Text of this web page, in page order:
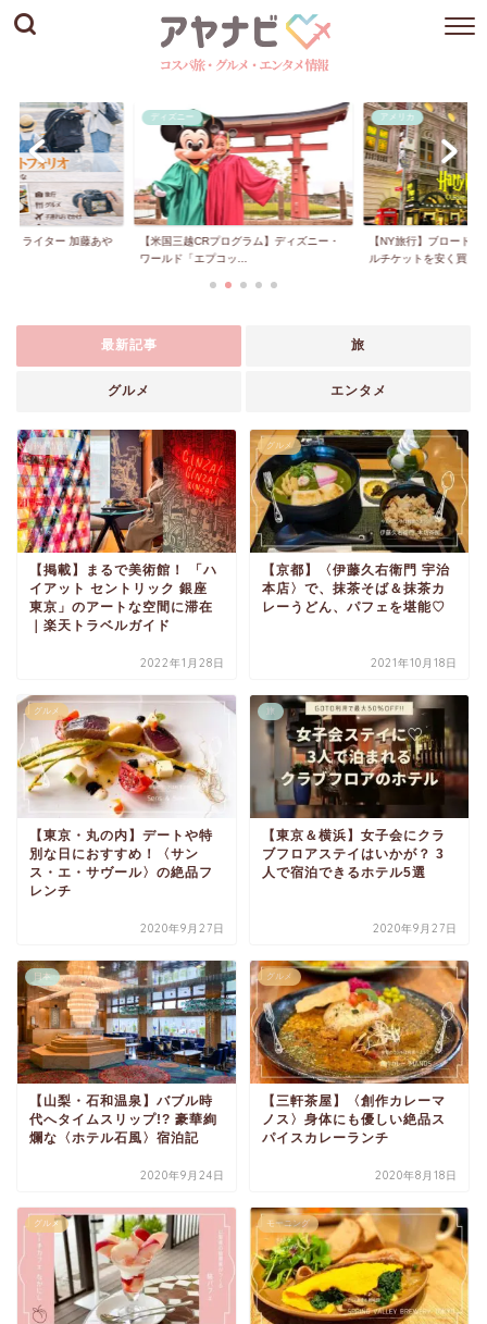
け ライター 加藤あや
ディズニー
【米国三越CRプログラム】ディズニー・
ワールド「エプコッ...
アメリカ
【NY旅行】ブロード
ルチケットを安く買...
最新記事 旅
グルメ エンタメ
掲載情報
【掲載】まるで美術館！ 「ハ
イアット セントリック 銀座
東京」のアートな空間に滞在
｜楽天トラベルガイド
2022年1月28日
グルメ
【京都】〈伊藤久右衛門 宇治
本店〉で、抹茶そば＆抹茶カ
レーうどん、パフェを堪能♡
2021年10月18日
グルメ
【東京・丸の内】デートや特
別な日におすすめ！〈サン
ス・エ・サヴール〉の絶品フ
レンチ
2020年9月27日
旅
【東京＆横浜】女子会にクラ
ブフロアステイはいかが？ 3
人で宿泊できるホテル5選
2020年9月27日
日本
【山梨・石和温泉】バブル時
代へタイムスリップ!? 豪華絢
爛な〈ホテル石風〉宿泊記
2020年9月24日
グルメ
【三軒茶屋】〈創作カレーマ
ノス〉身体にも優しい絶品ス
パイスカレーランチ
2020年8月18日
グルメ モーニング